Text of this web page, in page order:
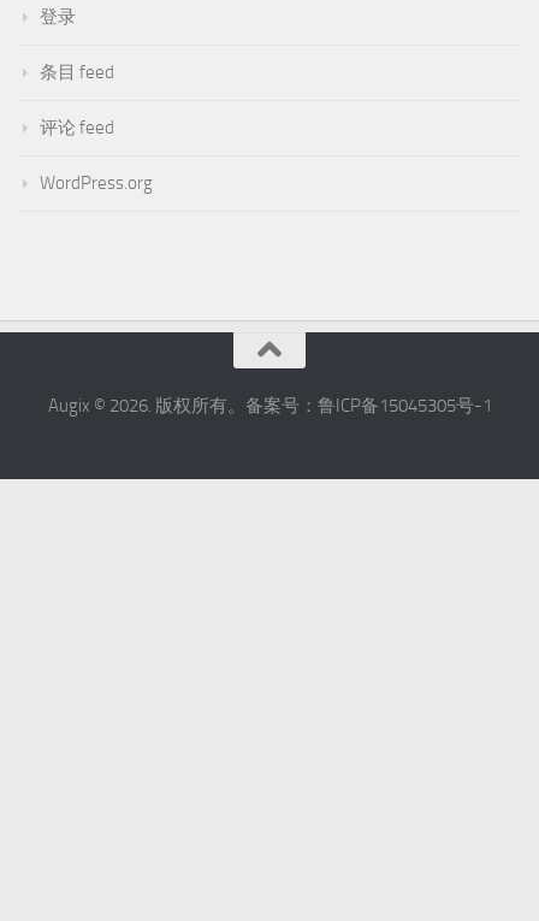
登录
条目 feed
评论 feed
WordPress.org
Augix © 2026. 版权所有。备案号：鲁ICP备15045305号-1